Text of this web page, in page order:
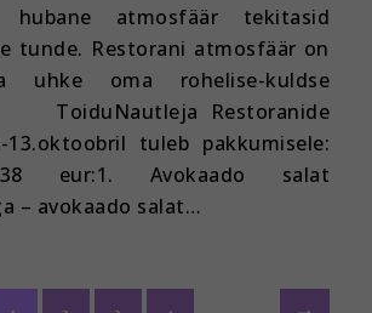
atmosfäär tekitasid
tunde. Restorani atmosfäär on
uhke oma rohelise-kuldse
Restoranide
tuleb pakkumisele:
38 eur:1. Avokaado salat
– avokaado salat…